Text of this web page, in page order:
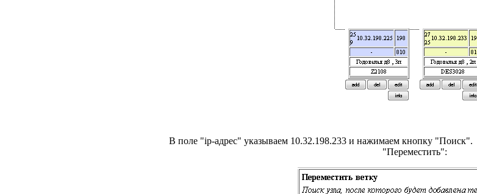
В поле "ip-адрес" указываем 10.32.198.233 и нажимаем кнопку "Поиск".
"Переместить":